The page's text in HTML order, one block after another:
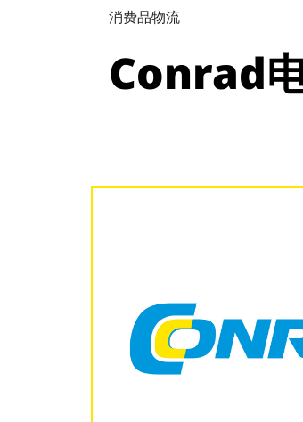
消费品物流
Conrad